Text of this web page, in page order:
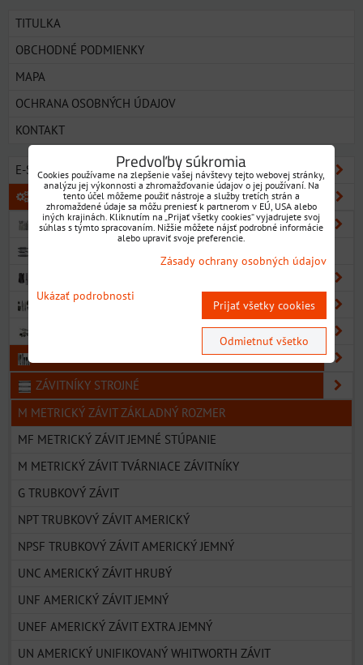
TITULKA
OBCHODNÉ PODMIENKY
MAPA
OCHRANA OSOBNÝCH ÚDAJOV
KONTAKT
E-SHOP SORTIMENT
KOVOOBRÁBACIE NÁSTROJE
VRTÁKY
VÝSTRUŽNÍKY
ZÁVITNÍKY STROJNÉ
M METRICKÝ ZÁVIT ZÁKLADNÝ ROZMER
MF METRICKÝ ZÁVIT JEMNÉ STÚPANIE
M METRICKÝ ZÁVIT TVÁRNIACE ZÁVITNÍKY
G TRUBKOVÝ ZÁVIT
NPT TRUBKOVÝ ZÁVIT AMERICKÝ
NPSF TRUBKOVÝ ZÁVIT AMERICKÝ JEMNÝ
UNC AMERICKÝ ZÁVIT HRUBÝ
UNF AMERICKÝ ZÁVIT JEMNÝ
UNEF AMERICKÝ ZÁVIT EXTRA JEMNÝ
UN AMERICKÝ UNIFIKOVANÝ WHITWORTH ZÁVIT
Predvoľby súkromia
Cookies používame na zlepšenie vašej návštevy tejto webovej stránky,
analýzu jej výkonnosti a zhromažďovanie údajov o jej používaní. Na
tento účel môžeme použiť nástroje a služby tretích strán a
zhromaždené údaje sa môžu preniesť k partnerom v EÚ, USA alebo
iných krajinách. Kliknutím na „Prijať všetky cookies“ vyjadrujete svoj
súhlas s týmto spracovaním. Nižšie môžete nájsť podrobné informácie
alebo upraviť svoje preferencie.
Zásady ochrany osobných údajov
Ukázať podrobnosti
Prijať všetky cookies
Odmietnuť všetko